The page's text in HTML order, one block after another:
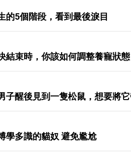
的5個階段，看到最後淚目
結束時，你該如何調整養寵狀態
子醒後見到一隻松鼠，想要將
學多識的貓奴 避免尷尬